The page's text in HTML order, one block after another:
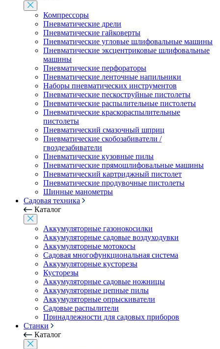
Компрессоры
Пневматические дрели
Пневматические гайковерты
Пневматические угловые шлифовальные машины
Пневматические эксцентриковые шлифовальные
машины
Пневматические перфораторы
Пневматические ленточные напильники
Наборы пневматических инструментов
Пневматические пескоструйные пистолеты
Пневматические распылительные пистолеты
Пневматические краскораспылительные
пистолеты
Пневматический смазочный шприц
Пневматические скобозабиватели /
гвоздезабиватели
Пневматические кузовные пилы
Пневматические прямошлифовальные машины
Пневматический картриджный пистолет
Пневматические продувочные пистолеты
Шинные манометры
Садовая техника
Каталог
Аккумуляторные газонокосилки
Аккумуляторные садовые воздуходувки
Аккумуляторные мотокосы
Садовая многофункциональная система
Аккумуляторные кусторезы
Кусторезы
Аккумуляторные садовые ножницы
Аккумуляторные цепные пилы
Аккумуляторные опрыскиватели
Садовые распылители
Принадлежности для садовых приборов
Станки
Каталог